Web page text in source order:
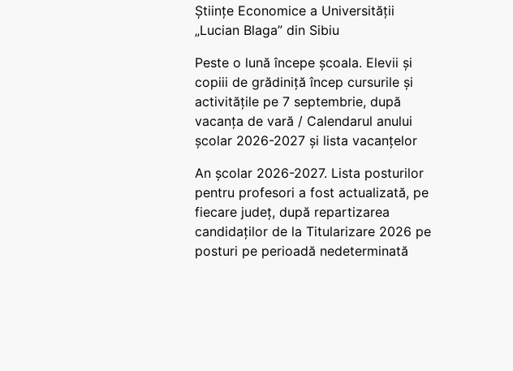
Științe Economice a Universității
„Lucian Blaga” din Sibiu
Peste o lună începe școala. Elevii și
copiii de grădiniță încep cursurile și
activitățile pe 7 septembrie, după
vacanța de vară / Calendarul anului
școlar 2026-2027 și lista vacanțelor
An școlar 2026-2027. Lista posturilor
pentru profesori a fost actualizată, pe
fiecare județ, după repartizarea
candidaților de la Titularizare 2026 pe
posturi pe perioadă nedeterminată